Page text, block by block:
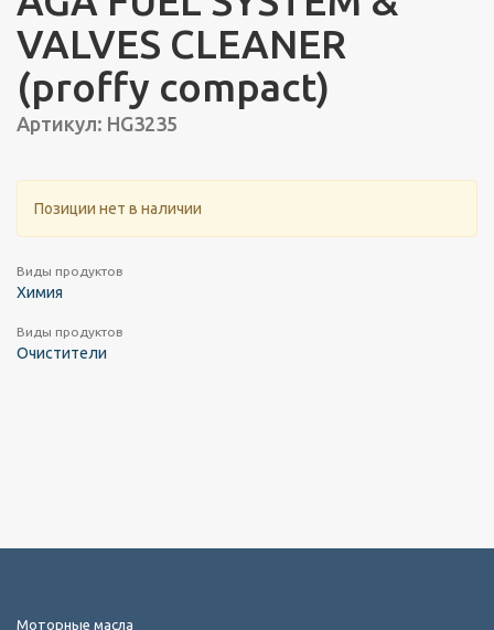
VALVES CLEANER
(proffy compact)
Артикул: HG3235
Позиции нет в наличии
Виды продуктов
Химия
Виды продуктов
Очистители
Моторные масла